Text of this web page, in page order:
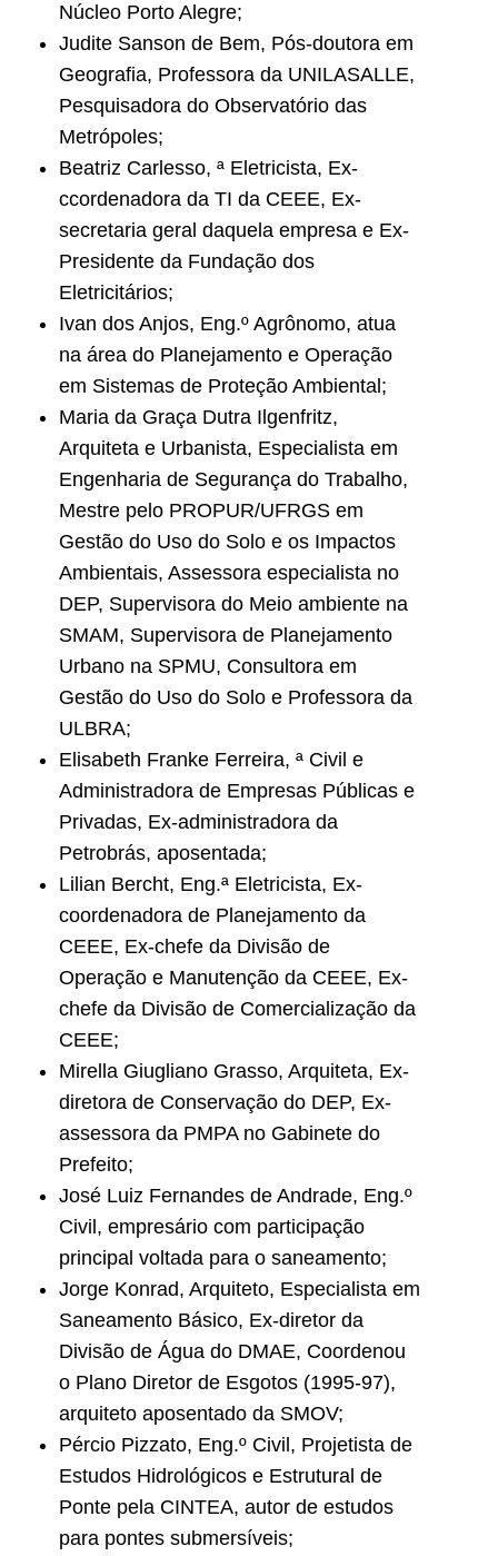
Núcleo Porto Alegre;
Judite Sanson de Bem, Pós-doutora em
Geografia, Professora da UNILASALLE,
Pesquisadora do Observatório das
Metrópoles;
Beatriz Carlesso, ª Eletricista, Ex-
ccordenadora da TI da CEEE, Ex-
secretaria geral daquela empresa e Ex-
Presidente da Fundação dos
Eletricitários;
Ivan dos Anjos, Eng.º Agrônomo, atua
na área do Planejamento e Operação
em Sistemas de Proteção Ambiental;
Maria da Graça Dutra Ilgenfritz,
Arquiteta e Urbanista, Especialista em
Engenharia de Segurança do Trabalho,
Mestre pelo PROPUR/UFRGS em
Gestão do Uso do Solo e os Impactos
Ambientais, Assessora especialista no
DEP, Supervisora do Meio ambiente na
SMAM, Supervisora de Planejamento
Urbano na SPMU, Consultora em
Gestão do Uso do Solo e Professora da
ULBRA;
Elisabeth Franke Ferreira, ª Civil e
Administradora de Empresas Públicas e
Privadas, Ex-administradora da
Petrobrás, aposentada;
Lilian Bercht, Eng.ª Eletricista, Ex-
coordenadora de Planejamento da
CEEE, Ex-chefe da Divisão de
Operação e Manutenção da CEEE, Ex-
chefe da Divisão de Comercialização da
CEEE;
Mirella Giugliano Grasso, Arquiteta, Ex-
diretora de Conservação do DEP, Ex-
assessora da PMPA no Gabinete do
Prefeito;
José Luiz Fernandes de Andrade, Eng.º
Civil, empresário com participação
principal voltada para o saneamento;
Jorge Konrad, Arquiteto, Especialista em
Saneamento Básico, Ex-diretor da
Divisão de Água do DMAE, Coordenou
o Plano Diretor de Esgotos (1995-97),
arquiteto aposentado da SMOV;
Pércio Pizzato, Eng.º Civil, Projetista de
Estudos Hidrológicos e Estrutural de
Ponte pela CINTEA, autor de estudos
para pontes submersíveis;